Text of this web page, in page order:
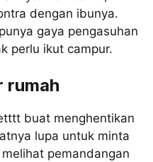
dengan ibunya.
gaya pengasuhan
perlu ikut campur.
rumah
buat menghentikan
lupa untuk minta
pemandangan